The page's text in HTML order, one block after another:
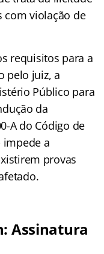
com violação de
requisitos para a
pelo juiz, a
Público para
da
A do Código de
impede a
provas
Assinatura